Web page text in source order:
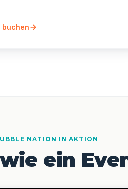
buchen
NATION IN AKTION
ein